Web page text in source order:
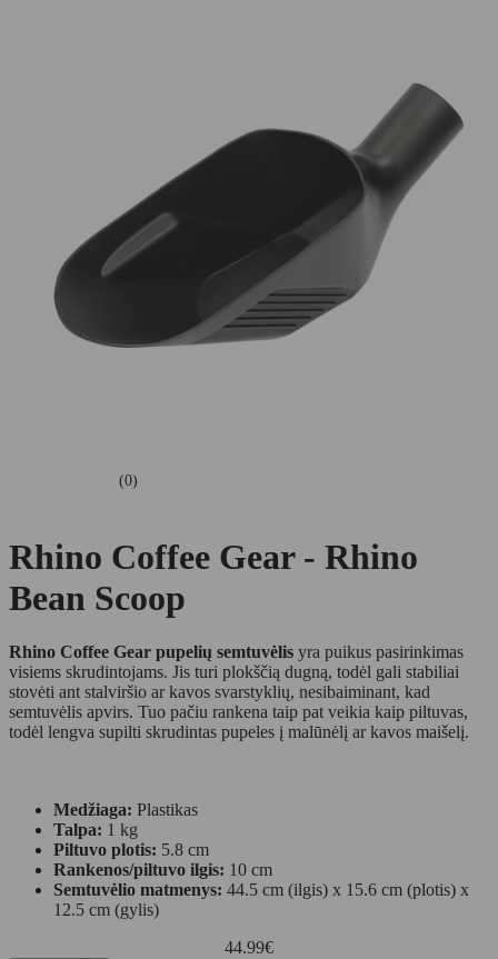
(0)
Rhino Coffee Gear - Rhino
Bean Scoop
Rhino Coffee Gear pupelių semtuvėlis yra puikus pasirinkimas
visiems skrudintojams. Jis turi plokščią dugną, todėl gali stabiliai
stovėti ant stalviršio ar kavos svarstyklių, nesibaiminant, kad
semtuvėlis apvirs. Tuo pačiu rankena taip pat veikia kaip piltuvas,
todėl lengva supilti skrudintas pupeles į malūnėlį ar kavos maišelį.
Medžiaga: Plastikas
Talpa: 1 kg
Piltuvo plotis: 5.8 cm
Rankenos/piltuvo ilgis: 10 cm
Semtuvėlio matmenys: 44.5 cm (ilgis) x 15.6 cm (plotis) x
12.5 cm (gylis)
44.99€